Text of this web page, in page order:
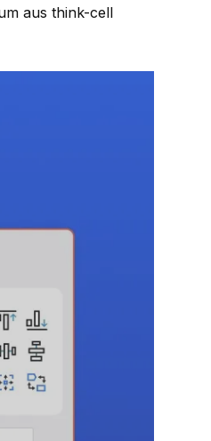
aus think-cell